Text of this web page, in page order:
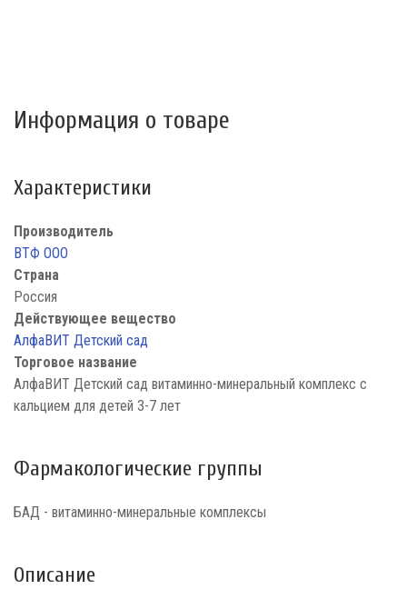
Информация о товаре
Характеристики
Производитель
ВТФ ООО
Страна
Россия
Действующее вещество
АлфаВИТ Детский сад
Торговое название
АлфаВИТ Детский сад витаминно-минеральный комплекс с
кальцием для детей 3-7 лет
Фармакологические группы
БАД - витаминно-минеральные комплексы
Описание